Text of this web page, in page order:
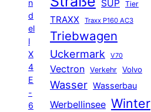
n
d
el
l
X
4
E
-
6
SUP Tier
TRAXX Traxx P160 AC3
Triebwagen
Uckermark V70
Vectron Verkehr Volvo
Wasser Wasserbau
Werbellinsee Winter